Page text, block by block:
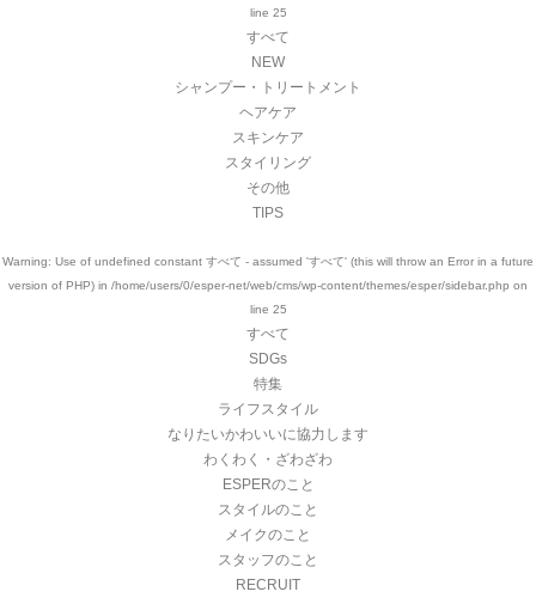
line 25
すべて
NEW
シャンプー・トリートメント
ヘアケア
スキンケア
スタイリング
その他
TIPS
Warning: Use of undefined constant すべて - assumed 'すべて' (this will throw an Error in a future
version of PHP) in /home/users/0/esper-net/web/cms/wp-content/themes/esper/sidebar.php on
line 25
すべて
SDGs
特集
ライフスタイル
なりたいかわいいに協力します
わくわく・ざわざわ
ESPERのこと
スタイルのこと
メイクのこと
スタッフのこと
RECRUIT